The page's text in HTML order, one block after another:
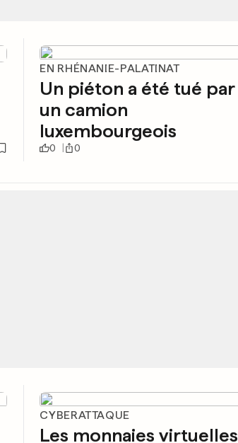
EN RHÉNANIE-PALATINAT
Un piéton a été tué par
un camion
luxembourgeois
0 0
CYBERATTAQUE
Les monnaies virtuelles